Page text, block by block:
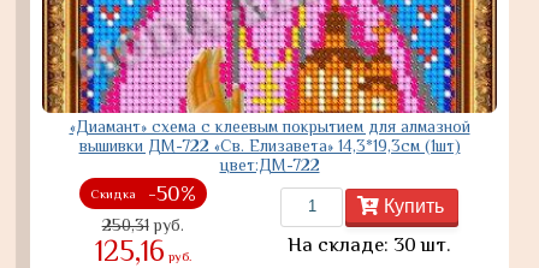
«Диамант» схема с клеевым покрытием для алмазной
вышивки ДМ-722 «Св. Елизавета» 14,3*19,3см (1шт)
цвет:ДМ-722
Скидка -50%
250,31руб.
125,16 руб.
Купить
На складе: 30 шт.